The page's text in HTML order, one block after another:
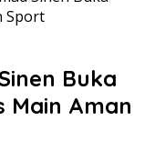
Sport
Buka
Main Aman